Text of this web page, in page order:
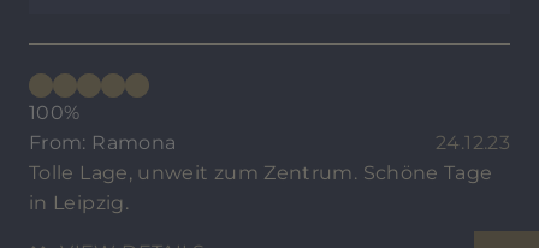
100%
From: Ramona
24.12.23
Tolle Lage, unweit zum Zentrum. Schöne Tage
in Leipzig.